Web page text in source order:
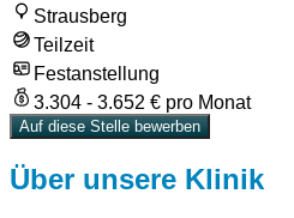
Strausberg
Teilzeit
Festanstellung
3.304 - 3.652 € pro Monat
Auf diese Stelle bewerben
Über unsere Klinik